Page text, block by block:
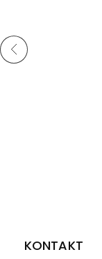
KONTAKT